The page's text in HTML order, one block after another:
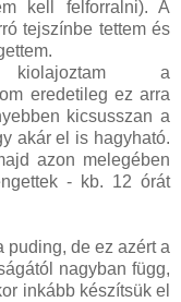
kell felforralni). A
tejszínbe tettem és
a
eredetileg ez arra
kicsusszan a
akár el is hagyható.
azon melegében
- kb. 12 órát
puding, de ez azért a
nagyban függ,
inkább készítsük el